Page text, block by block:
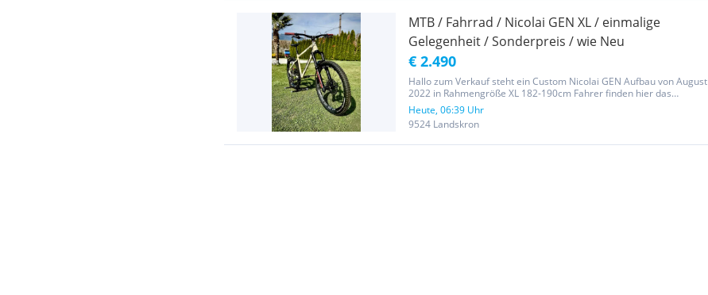
MTB / Fahrrad / Nicolai GEN XL / einmalige
Gelegenheit / Sonderpreis / wie Neu
€ 2.490
Hallo zum Verkauf steht ein Custom Nicolai GEN Aufbau von August
2022 in Rahmengröße XL 182-190cm Fahrer finden hier das
perfekte Enduro Hardtail. Das Rad wurde 3 mal gefahren. Stand
jetzt 2 Jahre in der Garage.Reifen Neu. Absolute Top Ausstattung....
Heute, 06:39 Uhr
9524 Landskron